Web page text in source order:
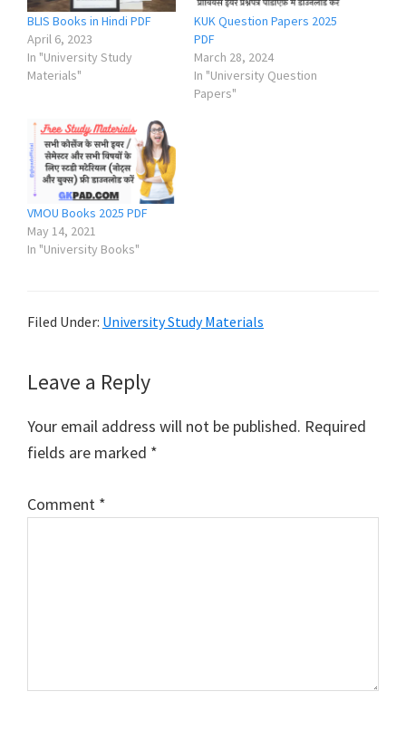
BLIS Books in Hindi PDF
April 6, 2023
In "University Study
Materials"
KUK Question Papers 2025
PDF
March 28, 2024
In "University Question
Papers"
VMOU Books 2025 PDF
May 14, 2021
In "University Books"
Filed Under: University Study Materials
Reader
Interactions
Leave a Reply
Your email address will not be published. Required
fields are marked *
Comment *